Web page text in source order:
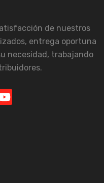
de nuestros
entrega oportuna
necesidad, trabajando